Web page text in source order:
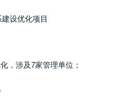
设优化项目
，涉及7家管理单位；